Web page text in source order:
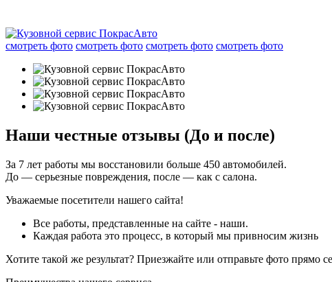
смотреть фото смотреть фото смотреть фото смотреть фото
Наши честные отзывы (До и после)
За 7 лет работы мы восстановили больше 450 автомобилей.
До — серьезные повреждения, после — как с салона.
Уважаемые посетители нашего сайта!
Все работы, представленные на сайте - наши.
Каждая работа это процесс, в который мы привносим жизнь
Хотите такой же результат? Приезжайте или отправьте фото прямо